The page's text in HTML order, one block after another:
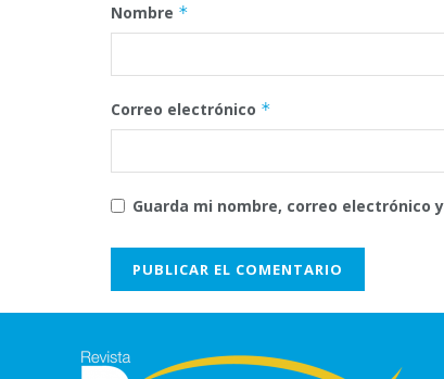
Nombre *
Correo electrónico *
Guarda mi nombre, correo electrónico